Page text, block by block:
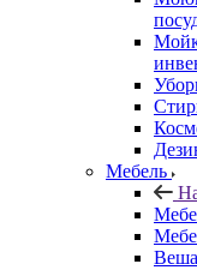
Мебель